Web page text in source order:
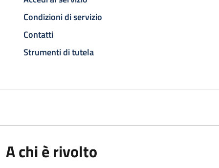
Condizioni di servizio
Contatti
Strumenti di tutela
A chi è rivolto